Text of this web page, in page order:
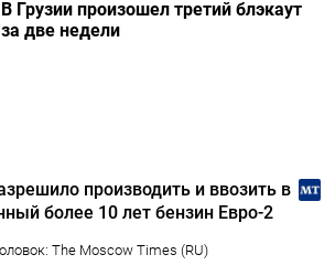
В Грузии произошел третий блэкаут
за две недели